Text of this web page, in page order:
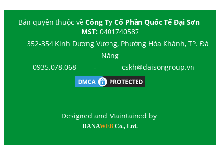
Bản quyền thuộc về Công Ty Cổ Phần Quốc Tế Đại Sơn
MST: 0401740587
352-354 Kinh Dương Vương, Phường Hòa Khánh, TP. Đà
Nẵng
0935.078.068
- cskh@daisongroup.vn
Designed and Maintained by
DANAWEB Co., Ltd.